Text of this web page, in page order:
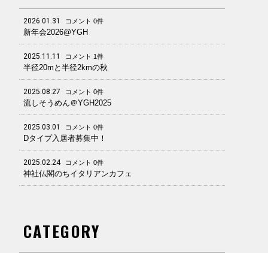
2026.01.31 コメント 0件
新年会2026@YGH
2025.11.11 コメント 1件
半径20mと半径2kmの秋
2025.08.27 コメント 0件
流しそうめん＠YGH2025
2025.03.01 コメント 0件
Dタイプ入居者募集中！
2025.02.24 コメント 0件
神社仏閣のちイタリアンカフェ
CATEGORY